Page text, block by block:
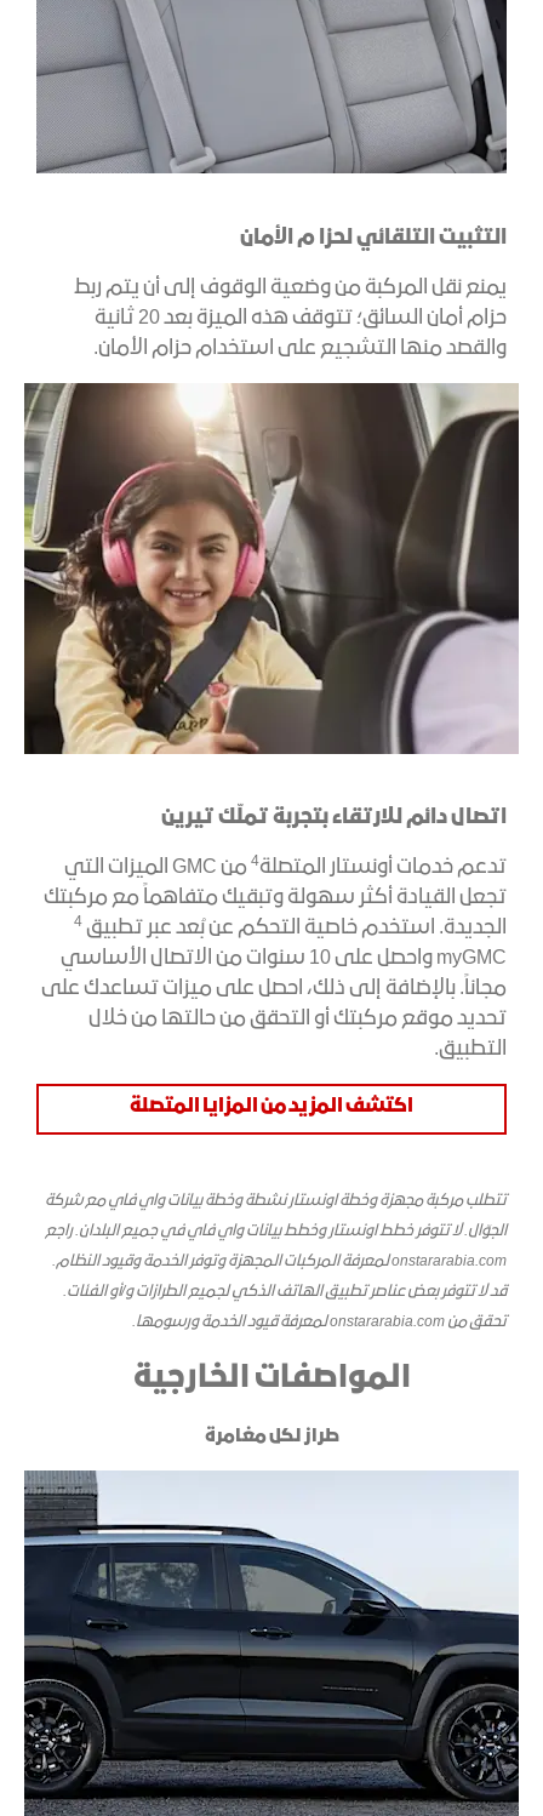
التثبيت التلقائي لحزا م الأمان
يمنع نقل المركبة من وضعية الوقوف إلى أن يتم ربط
حزام أمان السائق؛ تتوقف هذه الميزة بعد 20 ثانية
والقصد منها التشجيع على استخدام حزام الأمان.
اتصال دائم للارتقاء بتجربة تملّكتيرين
تدعم خدمات أونستار المتصلة4
من GMC الميزات التي
تجعل القيادة أكثر سهولة وتبقيك متفاهماً مع مركبتك
الجديدة. استخدم خاصية التحكم عن بُعد عبر تطبيق 4
myGMC واحصل على 10 سنوات من الاتصال الأساسي
مجاناً. بالإضافة إلى ذلك، احصل على ميزات تساعدك على
تحديد موقع مركبتك أو التحقق من حالتها من خلال
التطبيق.
اكتشف المزيد من المزايا المتصلة
تتطلب مركبة مجهزة وخطة اونستار نشطة وخطة بيانات واي فاي مع شركة
الجوّال. لا تتوفر خطط اونستار وخطط بيانات واي فاي في جميع البلدان. راجع
onstararabia.comلمعرفة المركبات المجهزة وتوفر الخدمة وقيود النظام.
قد لا تتوفر بعض عناصر تطبيق الهاتف الذكي لجميع الطرازات و/أو الفئات.
تحقق من onstararabia.com لمعرفة قيود الخدمة ورسومها.
المواصفات الخارجية
طراز لكل مغامرة